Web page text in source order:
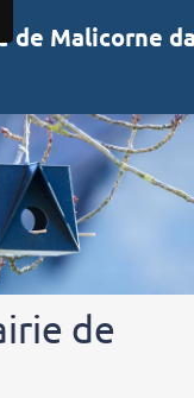
de Malicorne
de